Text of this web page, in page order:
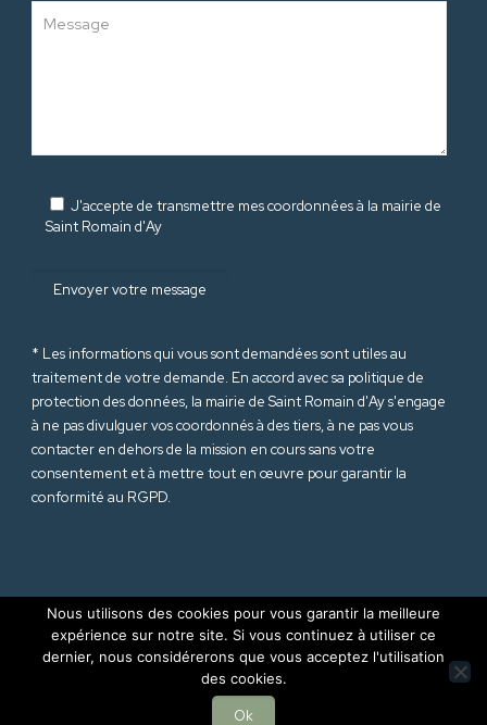
J'accepte de transmettre mes coordonnées à la mairie de
Saint Romain d'Ay
* Les informations qui vous sont demandées sont utiles au
traitement de votre demande. En accord avec sa politique de
protection des données, la mairie de Saint Romain d'Ay s'engage
à ne pas divulguer vos coordonnés à des tiers, à ne pas vous
contacter en dehors de la mission en cours sans votre
consentement et à mettre tout en œuvre pour garantir la
conformité au RGPD.
© 2025 Mairie de Saint Romain d'Ay (Ardèche-07). Tous droits
Mentions Légales
Site internet réalisé par
Nous utilisons des cookies pour vous garantir la meilleure
expérience sur notre site. Si vous continuez à utiliser ce
dernier, nous considérerons que vous acceptez l'utilisation
des cookies.
Ok